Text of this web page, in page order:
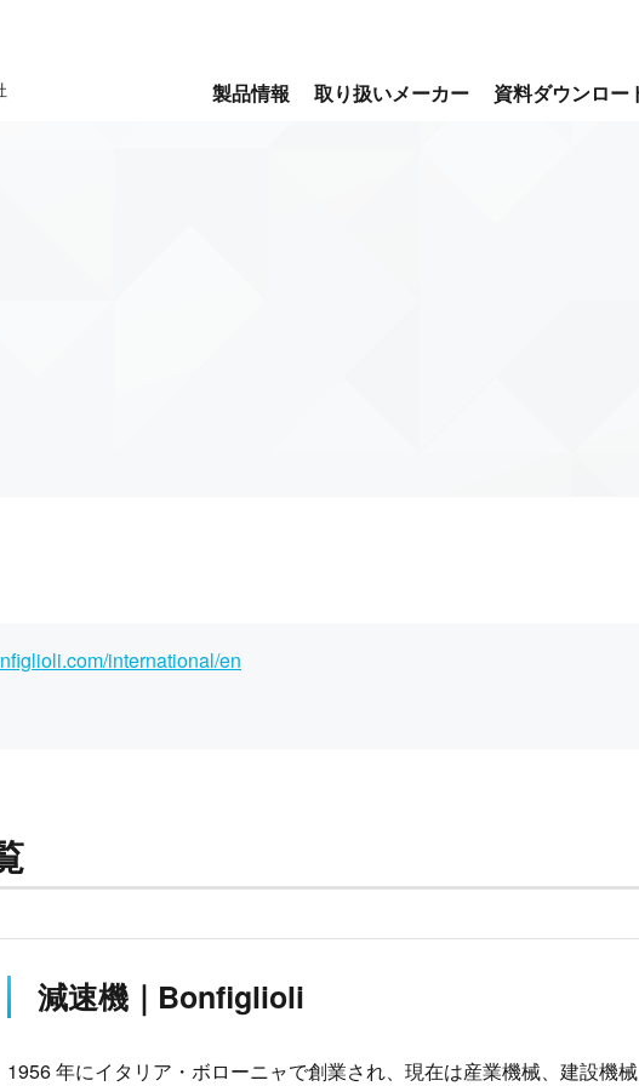
製品情報 取り扱いメーカー 資料ダウンロー
international/en
減速機｜Bonfiglioli
1956 年にイタリア・ボローニャで創業され、現在は産業機械、建設機